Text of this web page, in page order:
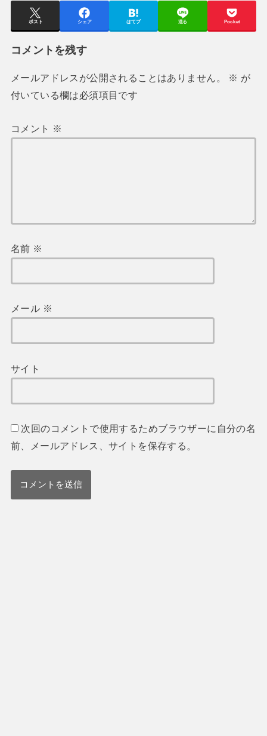
ポスト シェア はてブ 送る Pocket
コメントを残す
メールアドレスが公開されることはありません。 ※ が
付いている欄は必須項目です
コメント ※
名前 ※
メール ※
サイト
次回のコメントで使用するためブラウザーに自分の名
前、メールアドレス、サイトを保存する。